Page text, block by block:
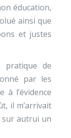
éducation,
ainsi que
et justes
pratique de
par les
à l’évidence
il m’arrivait
sur autrui un